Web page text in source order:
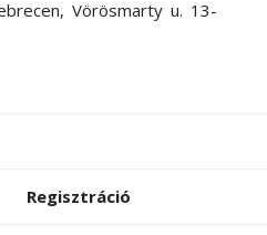
Vörösmarty u. 13-
Regisztráció